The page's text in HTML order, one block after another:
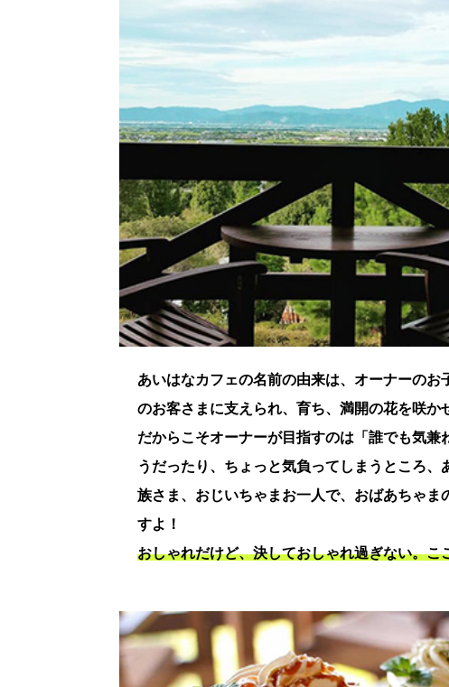
あいはなカフェの名前の由来は、オーナーの
のお客さまに支えられ、育ち、満開の花を咲
だからこそオーナーが目指すのは「誰でも気
うだったり、ちょっと気負ってしまうところ
族さま、おじいちゃまお一人で、おばあちゃ
すよ！
おしゃれだけど、決しておしゃれ過ぎない。